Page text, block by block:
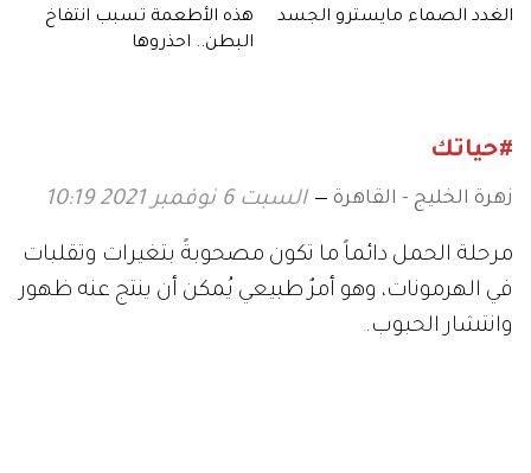
الغدد الصماء مايسترو الجسد
هذه الأطعمة تسبب انتفاخ
البطن.. احذروها
#حياتك
زهرة الخليج - القاهرة السبت 6 نوفمبر 2021 10:19
مرحلة الحمل دائماً ما تكون مصحوبةً بتغيرات وتقلبات
في الهرمونات، وهو أمرٌ طبيعي يُمكن أن ينتج عنه ظهور
وانتشار الحبوب.